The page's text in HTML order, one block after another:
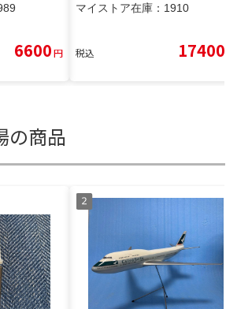
6600円
マイストア在庫： 1910
税込 17400
の商品